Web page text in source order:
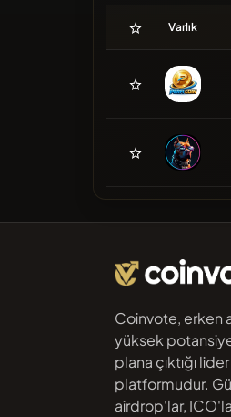
Varlık
Coinvote, erken
yüksek
plana çıktığı
platformudur.
airdrop'lar,